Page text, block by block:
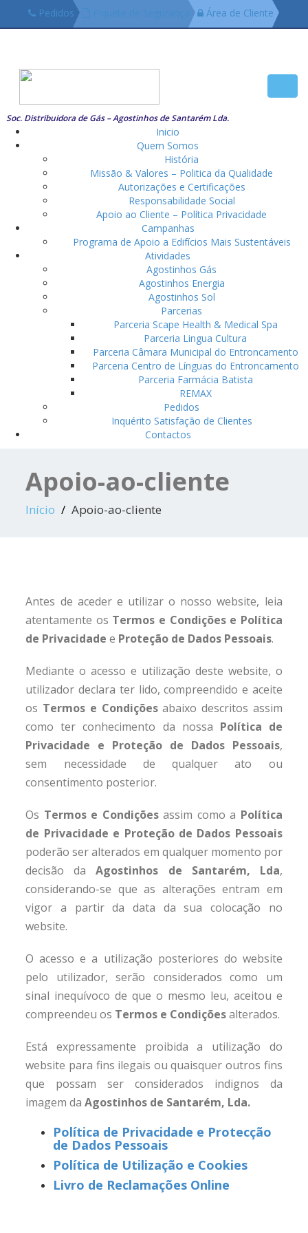
Pedidos Área de Cliente
Soc. Distribuidora de Gás – Agostinhos de Santarém Lda.
Inicio
Quem Somos
História
Missão & Valores – Politica da Qualidade
Autorizações e Certificações
Responsabilidade Social
Apoio ao Cliente – Política Privacidade
Campanhas
Programa de Apoio a Edifícios Mais Sustentáveis
Atividades
Agostinhos Gás
Agostinhos Energia
Agostinhos Sol
Parcerias
Parceria Scape Health & Medical Spa
Parceria Lingua Cultura
Parceria Câmara Municipal do Entroncamento
Parceria Centro de Línguas do Entroncamento
Parceria Farmácia Batista
REMAX
Pedidos
Inquérito Satisfação de Clientes
Contactos
Apoio-ao-cliente
Início Apoio-ao-cliente
Antes de aceder e utilizar o nosso website, leia
atentamente os Termos e Condições e Política
de Privacidade e Proteção de Dados Pessoais.
Mediante o acesso e utilização deste website, o
utilizador declara ter lido, compreendido e aceite
os Termos e Condiçõesabaixo descritos assim
como ter conhecimento da nossa Política de
Privacidade e Proteção de Dados Pessoais,
sem necessidade de qualquer ato ou
consentimento posterior.
Os Termos e Condiçõesassim como a Política
de Privacidade e Proteção de Dados Pessoais
poderão ser alterados em qualquer momento por
decisão daAgostinhos de Santarém, Lda,
considerando-se que as alterações entram em
vigor a partir da data da sua colocação no
website.
O acesso e a utilização posteriores do website
pelo utilizador, serão considerados como um
sinal inequívoco de que o mesmo leu, aceitou e
compreendeu os Termos e Condiçõesalterados.
Está expressamente proibida a utilização do
website para fins ilegais ou quaisquer outros fins
que possam ser considerados indignos da
imagem daAgostinhos de Santarém, Lda.
Política de Privacidade e Protecção
de Dados Pessoais
Política de Utilização e Cookies
Livro de Reclamações Online